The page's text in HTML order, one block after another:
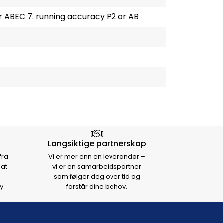
7. running accuracy P2 or AB
Langsiktige partnerskap
Vi er mer enn en leverandør –
vi er en samarbeidspartner
som følger deg over tid og
forstår dine behov.